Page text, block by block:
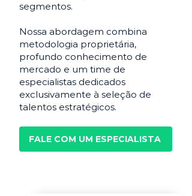
segmentos.
Nossa abordagem combina
metodologia proprietária,
profundo conhecimento de
mercado e um time de
especialistas dedicados
exclusivamente à seleção de
talentos estratégicos.
FALE COM UM ESPECIALISTA